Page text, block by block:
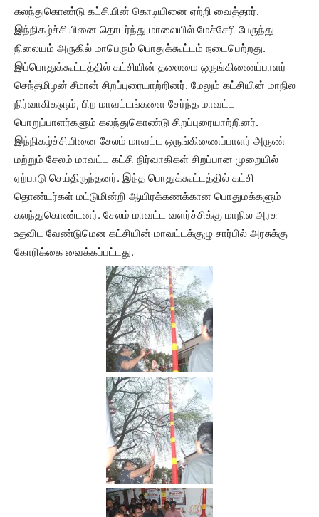
கலந்துகொண்டு கட்சியின் கொடியினை ஏற்றி வைத்தார்.
இந்நிகழ்ச்சியினை தொடர்ந்து மாலையில் மேச்சேரி பேருந்து
நிலையம் அருகில் மாபெரும் பொதுக்கூட்டம் நடைபெற்றது.
இப்பொதுக்கூட்டத்தில் கட்சியின் தலைமை ஒருங்கிணைப்பாளர்
செந்தமிழன் சீமான் சிறப்புரையாற்றினர். மேலும் கட்சியின் மாநில
நிர்வாகிகளும், பிற மாவட்டங்களை சேர்ந்த மாவட்ட
பொறுப்பாளர்களும் கலந்துகொண்டு சிறப்புரையாற்றினர்.
இந்நிகழ்ச்சியினை சேலம் மாவட்ட ஒருங்கிணைப்பாளர் அருண்
மற்றும் சேலம் மாவட்ட கட்சி நிர்வாகிகள் சிறப்பான முறையில்
ஏற்பாடு செய்திருந்தனர். இந்த பொதுக்கூட்டத்தில் கட்சி
தொண்டர்கள் மட்டுமின்றி ஆயிரக்கணக்கான பொதுமக்களும்
கலந்துகொண்டனர். சேலம் மாவட்ட வளர்ச்சிக்கு மாநில அரசு
உதவிட வேண்டுமென கட்சியின் மாவட்டக்குழு சார்பில் அரசுக்கு
கோரிக்கை வைக்கப்பட்டது.